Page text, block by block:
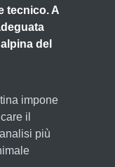
tecnico. A
del
impone
il
più